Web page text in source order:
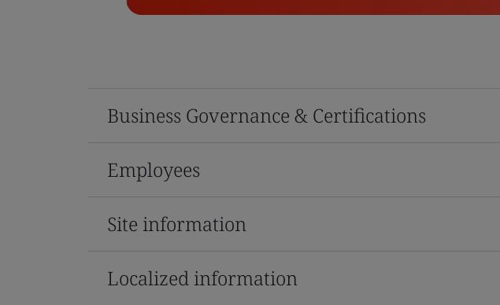
Business Governance & Certifications
Employees
Site information
Localized information